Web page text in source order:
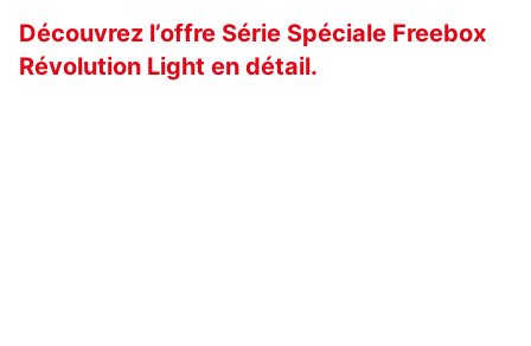
Découvrez l’offre Série Spéciale Freebox
Révolution Light en détail.